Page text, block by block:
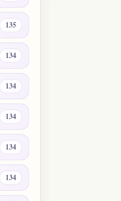
135
134
134
134
134
134